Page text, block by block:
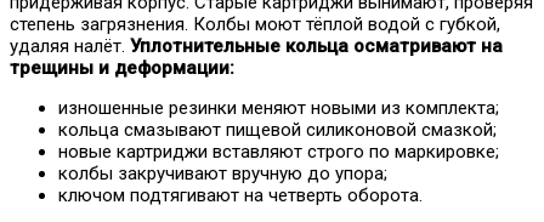
степень загрязнения. Колбы моют тёплой водой с губкой,
удаляя налёт. Уплотнительные кольца осматривают на
трещины и деформации:
изношенные резинки меняют новыми из комплекта;
кольца смазывают пищевой силиконовой смазкой;
новые картриджи вставляют строго по маркировке;
колбы закручивают вручную до упора;
ключом подтягивают на четверть оборота.